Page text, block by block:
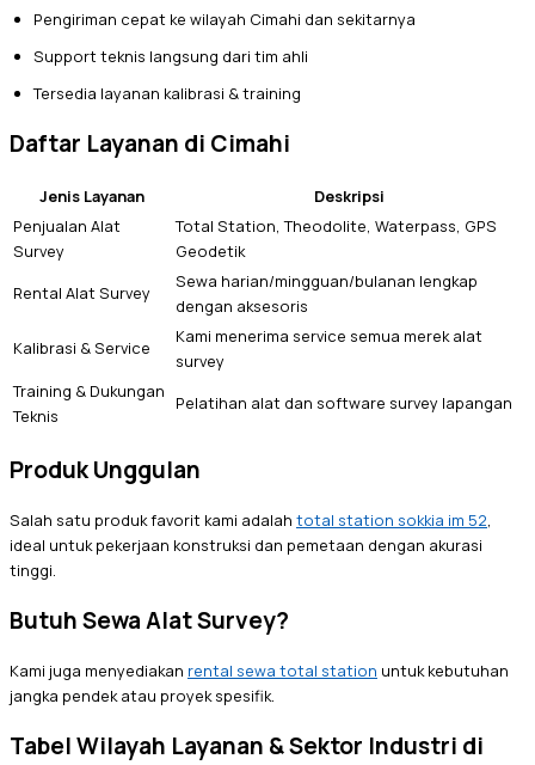
Pengiriman cepat ke wilayah Cimahi dan sekitarnya
Support teknis langsung dari tim ahli
Tersedia layanan kalibrasi & training
Daftar Layanan di Cimahi
Jenis Layanan
Deskripsi
Penjualan Alat
Survey
Total Station, Theodolite, Waterpass, GPS
Geodetik
Rental Alat Survey
Sewa harian/mingguan/bulanan lengkap
dengan aksesoris
Kalibrasi & Service
Kami menerima service semua merek alat
survey
Training & Dukungan
Teknis
Pelatihan alat dan software survey lapangan
Produk Unggulan
Salah satu produk favorit kami adalah total station sokkia im 52,
ideal untuk pekerjaan konstruksi dan pemetaan dengan akurasi
tinggi.
Butuh Sewa Alat Survey?
Kami juga menyediakan rental sewa total station untuk kebutuhan
jangka pendek atau proyek spesifik.
Tabel Wilayah Layanan & Sektor Industri di